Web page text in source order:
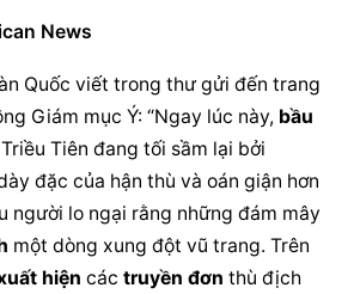
News
Quốc viết trong thư gửi đến trang
Giám mục Ý: “Ngay lúc này, bầu
Tiên đang tối sầm lại bởi
đặc của hận thù và oán giận hơn
người lo ngại rằng những đám mây
một dòng xung đột
hiện các truyền đơn thù địch